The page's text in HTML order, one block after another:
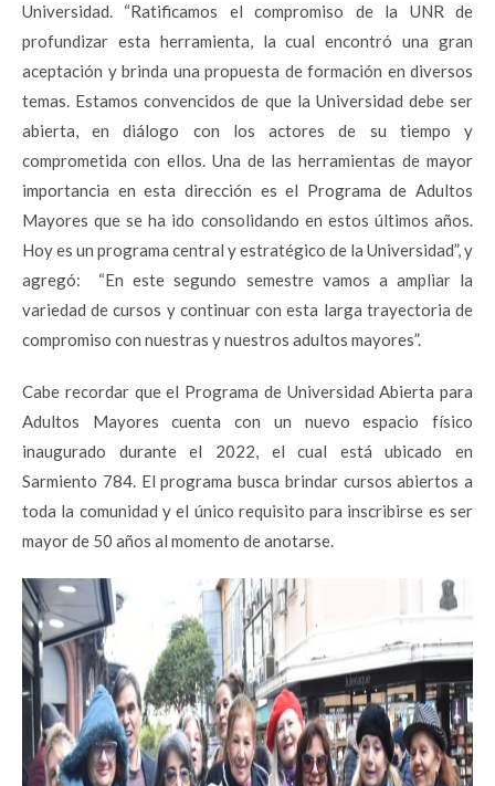
Universidad. “Ratificamos el compromiso de la UNR de
profundizar esta herramienta, la cual encontró una gran
aceptación y brinda una propuesta de formación en diversos
temas. Estamos convencidos de que la Universidad debe ser
abierta, en diálogo con los actores de su tiempo y
comprometida con ellos. Una de las herramientas de mayor
importancia en esta dirección es el Programa de Adultos
Mayores que se ha ido consolidando en estos últimos años.
Hoy es un programa central y estratégico de la Universidad”, y
agregó: “En este segundo semestre vamos a ampliar la
variedad de cursos y continuar con esta larga trayectoria de
compromiso con nuestras y nuestros adultos mayores”.
Cabe recordar que el Programa de Universidad Abierta para
Adultos Mayores cuenta con un nuevo espacio físico
inaugurado durante el 2022, el cual está ubicado en
Sarmiento 784. El programa busca brindar cursos abiertos a
toda la comunidad y el único requisito para inscribirse es ser
mayor de 50 años al momento de anotarse.